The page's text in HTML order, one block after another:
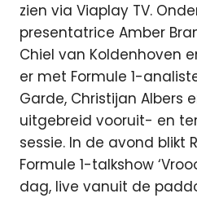
zien via Viaplay TV.
presentatrice Amber
Chiel van Koldenhoven
er met Formule 1-
Garde, Christijan Albers
uitgebreid vooruit- en
sessie. In de avond blikt
Formule 1-talkshow
dag, live vanuit de